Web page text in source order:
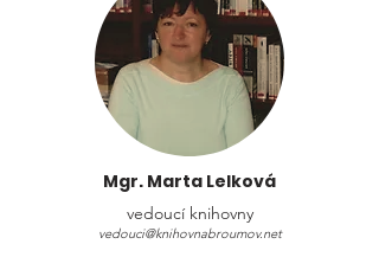
Mgr. Marta Lelková
vedoucí knihovny
vedouci@knihovnabroumov.net